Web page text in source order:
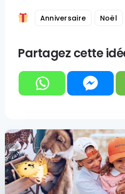
Anniversaire Noël
Partagez cette